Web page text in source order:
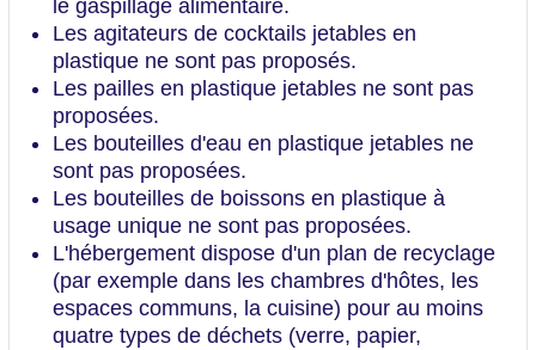
le gaspillage alimentaire.
Les agitateurs de cocktails jetables en
plastique ne sont pas proposés.
Les pailles en plastique jetables ne sont pas
proposées.
Les bouteilles d'eau en plastique jetables ne
sont pas proposées.
Les bouteilles de boissons en plastique à
usage unique ne sont pas proposées.
L'hébergement dispose d'un plan de recyclage
(par exemple dans les chambres d'hôtes, les
espaces communs, la cuisine) pour au moins
quatre types de déchets (verre, papier,